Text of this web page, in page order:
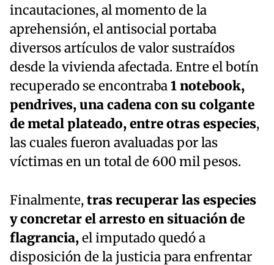
incautaciones, al momento de la
aprehensión, el antisocial portaba
diversos artículos de valor sustraídos
desde la vivienda afectada. Entre el botín
recuperado se encontraba1 notebook,
pendrives, una cadena con su colgante
de metal plateado, entre otras especies,
las cuales fueron avaluadas por las
víctimas en un total de 600 mil pesos.
Finalmente,tras recuperar las especies
y concretar el arresto en situación de
flagrancia,el imputado quedó a
disposición de la justicia para enfrentar